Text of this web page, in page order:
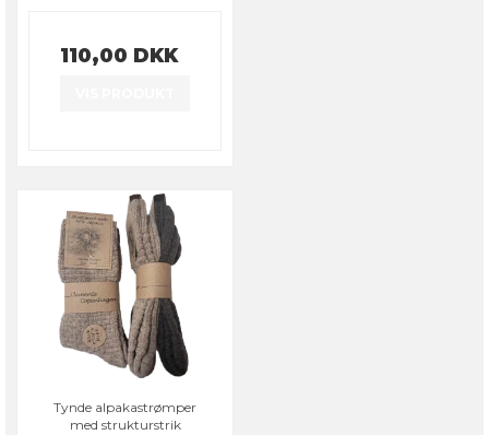
110,00 DKK
Tynde alpakastrømper
med strukturstrik